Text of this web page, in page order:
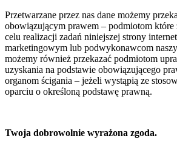
Przetwarzane przez nas dane możemy
obowiązującym prawem – podmiotom które
celu realizacji zadań niniejszej strony
marketingowym lub podwykonawcom
możemy również przekazać podmiotom
uzyskania na podstawie obowiązującego
organom ścigania – jeżeli wystąpią ze
oparciu o określoną podstawę prawną.
Twoja dobrowolnie wyrażona zgoda.